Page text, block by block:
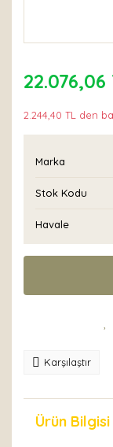
22.076,06
2.244,40 TL den
Marka
Stok Kodu
Havale
Karşılaştır
Ürün Bilgisi